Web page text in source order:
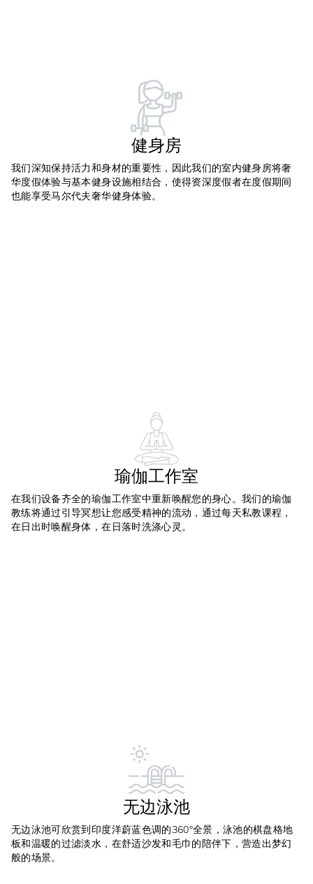
健身房
我们深知保持活力和身材的重要性，因此我们的室内健身房将奢
华度假体验与基本健身设施相结合，使得资深度假者在度假期间
也能享受马尔代夫奢华健身体验。
瑜伽工作室
在我们设备齐全的瑜伽工作室中重新唤醒您的身心。我们的瑜伽
教练将通过引导冥想让您感受精神的流动，通过每天私教课程，
在日出时唤醒身体，在日落时洗涤心灵。
无边泳池
无边泳池可欣赏到印度洋蔚蓝色调的360°全景，泳池的棋盘格地
板和温暖的过滤淡水，在舒适沙发和毛巾的陪伴下，营造出梦幻
般的场景。